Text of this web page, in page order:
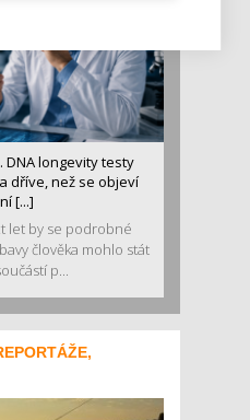
longevity testy
dříve, než se objeví
[...]
let by se podrobné
člověka mohlo stát
p...